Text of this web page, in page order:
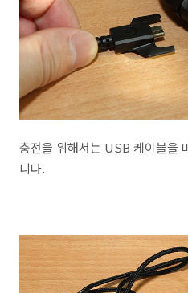
충전을 위해서는 USB 케이블을
니다.